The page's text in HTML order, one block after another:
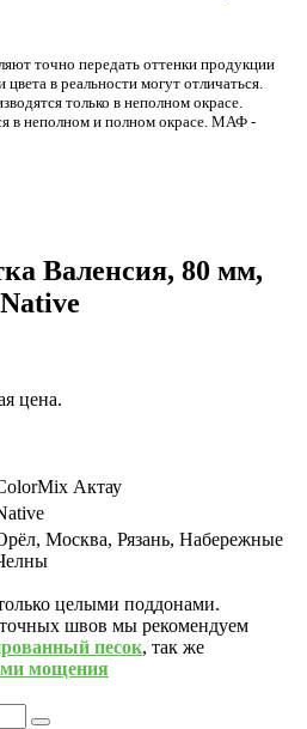
точно передать оттенки продукции
в реальности могут отличаться.
только в неполном окрасе.
в неполном и полном окрасе. МАФ -
Валенсия, 80 мм,
цена.
Актау
Москва, Рязань, Набережные
целыми поддонами.
швов мы рекомендуем
песок, так же
мощения